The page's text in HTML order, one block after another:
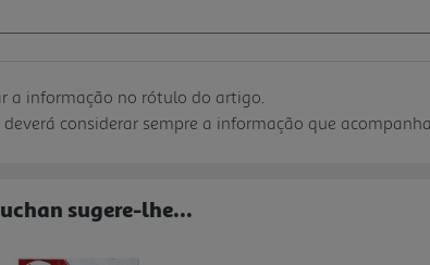
a informação no rótulo do artigo.
considerar sempre a informação que
sugere-lhe...